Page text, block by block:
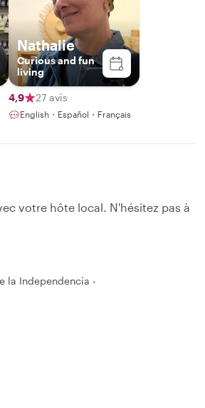
Nathalie
Curious and fun
living
4,9 27 avis
English・Español・Français
votre hôte local. N'hésitez pas à
la Independencia -